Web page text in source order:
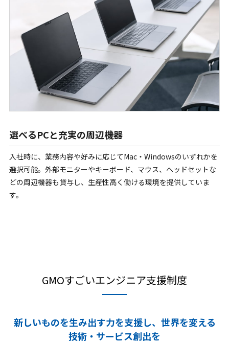
選べるPCと充実の周辺機器
入社時に、業務内容や好みに応じてMac・Windowsのいずれかを
選択可能。外部モニターやキーボード、マウス、ヘッドセットな
どの周辺機器も貸与し、生産性高く働ける環境を提供していま
す。
GMOすごいエンジニア支援制度
新しいものを生み出す力を支援し、世界を変える
技術・サービス創出を